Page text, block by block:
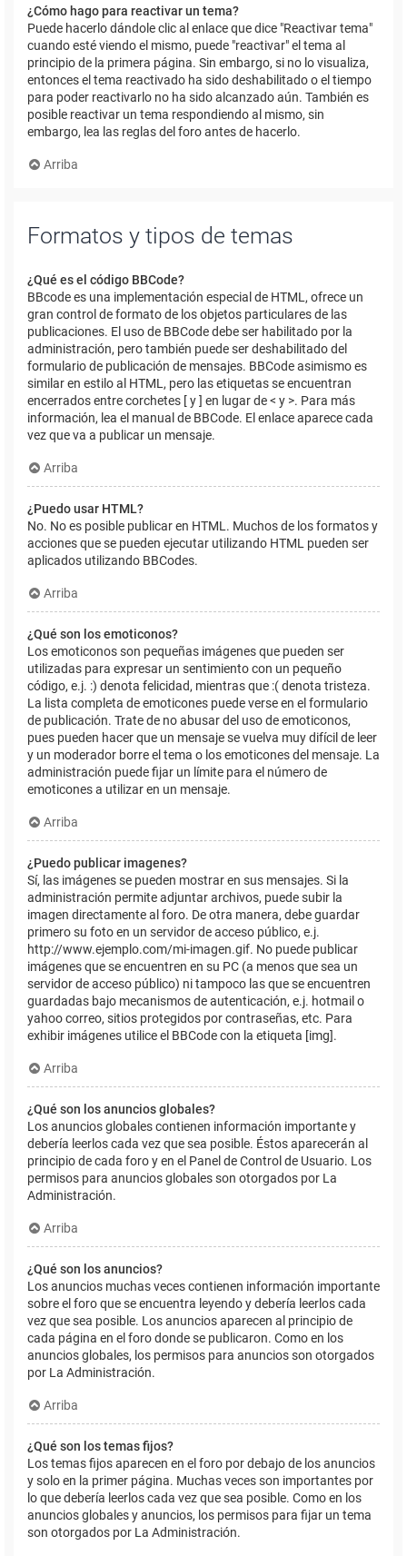
¿Cómo hago para reactivar un tema?
Puede hacerlo dándole clic al enlace que dice "Reactivar tema"
cuando esté viendo el mismo, puede "reactivar" el tema al
principio de la primera página. Sin embargo, si no lo visualiza,
entonces el tema reactivado ha sido deshabilitado o el tiempo
para poder reactivarlo no ha sido alcanzado aún. También es
posible reactivar un tema respondiendo al mismo, sin
embargo, lea las reglas del foro antes de hacerlo.
Arriba
Formatos y tipos de temas
¿Qué es el código BBCode?
BBcode es una implementación especial de HTML, ofrece un
gran control de formato de los objetos particulares de las
publicaciones. El uso de BBCode debe ser habilitado por la
administración, pero también puede ser deshabilitado del
formulario de publicación de mensajes. BBCode asimismo es
similar en estilo al HTML, pero las etiquetas se encuentran
encerrados entre corchetes [ y ] en lugar de < y >. Para más
información, lea el manual de BBCode. El enlace aparece cada
vez que va a publicar un mensaje.
Arriba
¿Puedo usar HTML?
No. No es posible publicar en HTML. Muchos de los formatos y
acciones que se pueden ejecutar utilizando HTML pueden ser
aplicados utilizando BBCodes.
Arriba
¿Qué son los emoticonos?
Los emoticonos son pequeñas imágenes que pueden ser
utilizadas para expresar un sentimiento con un pequeño
código, e.j. :) denota felicidad, mientras que :( denota tristeza.
La lista completa de emoticones puede verse en el formulario
de publicación. Trate de no abusar del uso de emoticonos,
pues pueden hacer que un mensaje se vuelva muy difícil de leer
y un moderador borre el tema o los emoticones del mensaje. La
administración puede fijar un límite para el número de
emoticones a utilizar en un mensaje.
Arriba
¿Puedo publicar imagenes?
Sí, las imágenes se pueden mostrar en sus mensajes. Si la
administración permite adjuntar archivos, puede subir la
imagen directamente al foro. De otra manera, debe guardar
primero su foto en un servidor de acceso público, e.j.
http://www.ejemplo.com/mi-imagen.gif. No puede publicar
imágenes que se encuentren en su PC (a menos que sea un
servidor de acceso público) ni tampoco las que se encuentren
guardadas bajo mecanismos de autenticación, e.j. hotmail o
yahoo correo, sitios protegidos por contraseñas, etc. Para
exhibir imágenes utilice el BBCode con la etiqueta [img].
Arriba
¿Qué son los anuncios globales?
Los anuncios globales contienen información importante y
debería leerlos cada vez que sea posible. Éstos aparecerán al
principio de cada foro y en el Panel de Control de Usuario. Los
permisos para anuncios globales son otorgados por La
Administración.
Arriba
¿Qué son los anuncios?
Los anuncios muchas veces contienen información importante
sobre el foro que se encuentra leyendo y debería leerlos cada
vez que sea posible. Los anuncios aparecen al principio de
cada página en el foro donde se publicaron. Como en los
anuncios globales, los permisos para anuncios son otorgados
por La Administración.
Arriba
¿Qué son los temas fijos?
Los temas fijos aparecen en el foro por debajo de los anuncios
y solo en la primer página. Muchas veces son importantes por
lo que debería leerlos cada vez que sea posible. Como en los
anuncios globales y anuncios, los permisos para fijar un tema
son otorgados por La Administración.